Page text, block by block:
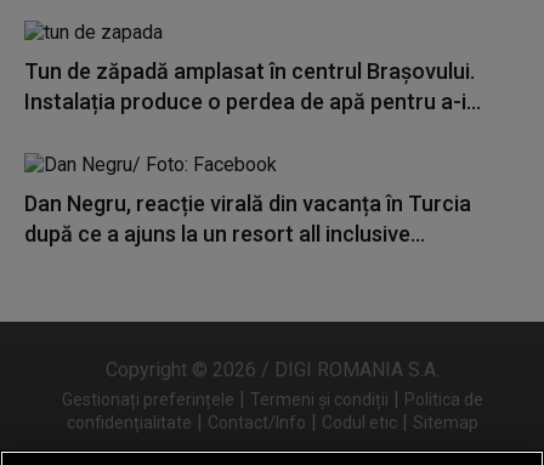
Tun de zăpadă amplasat în centrul Brașovului.
Instalația produce o perdea de apă pentru a-i...
Dan Negru, reacție virală din vacanța în Turcia
după ce a ajuns la un resort all inclusive...
Copyright © 2026 / DIGI ROMANIA S.A.
Gestionați preferințele | Termeni și condiții | Politica de
confidențialitate | Contact/Info | Codul etic | Sitemap